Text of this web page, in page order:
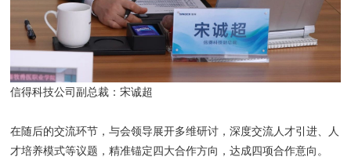
信得科技公司副总裁：宋诚超
在随后的交流环节，与会领导展开多维研讨，深度交流人才引进、人
才培养模式等议题，精准锚定四大合作方向，达成四项合作意向。